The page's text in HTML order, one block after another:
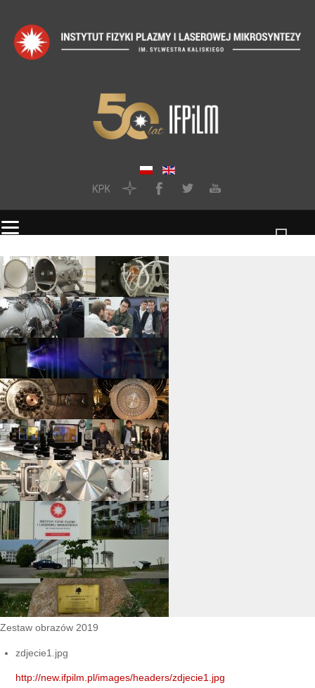
Zestaw obrazów 2019
zdjecie1.jpg
http://new.ifpilm.pl/images/headers/zdjecie1.jpg